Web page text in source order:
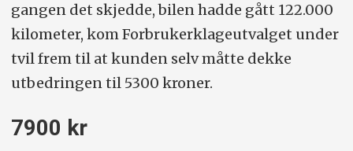
gangen det skjedde, bilen hadde gått 122.000
kilometer, kom Forbrukerklageutvalget under
tvil frem til at kunden selv måtte dekke
utbedringen til 5300 kroner.
7900 kr